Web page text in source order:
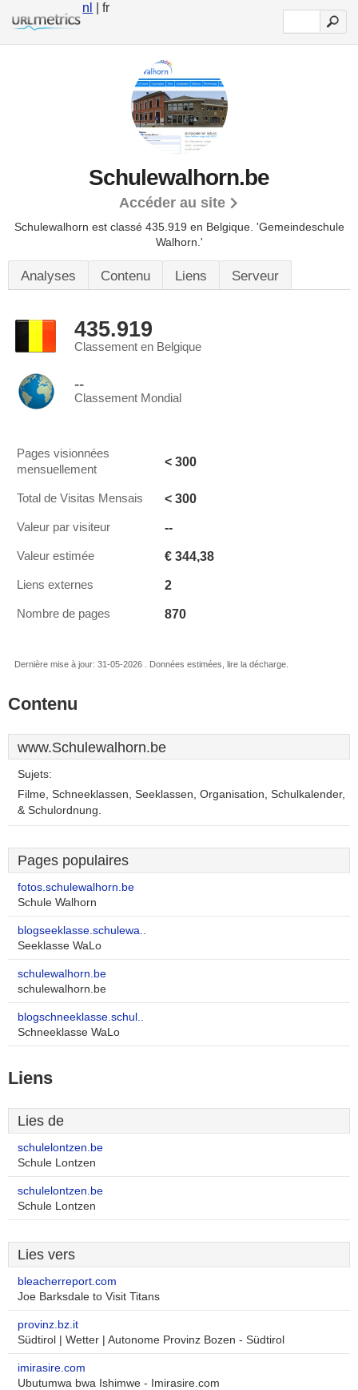
nl | fr
Schulewalhorn.be
Accéder au site
Schulewalhorn est classé 435.919 en Belgique. 'Gemeindeschule
Walhorn.'
Analyses Contenu Liens Serveur
435.919
Classement en Belgique
--
Classement Mondial
Pages visionnées
mensuellement
< 300
Total de Visitas Mensais < 300
Valeur par visiteur --
Valeur estimée € 344,38
Liens externes 2
Nombre de pages 870
Dernière mise à jour: 31-05-2026 . Données estimées, lire la décharge.
Contenu
www.Schulewalhorn.be
Sujets:
Filme, Schneeklassen, Seeklassen, Organisation, Schulkalender,
& Schulordnung.
Pages populaires
fotos.schulewalhorn.be
Schule Walhorn
blogseeklasse.schulewa..
Seeklasse WaLo
schulewalhorn.be
schulewalhorn.be
blogschneeklasse.schul..
Schneeklasse WaLo
Liens
Lies de
schulelontzen.be
Schule Lontzen
schulelontzen.be
Schule Lontzen
Lies vers
bleacherreport.com
Joe Barksdale to Visit Titans
provinz.bz.it
Südtirol | Wetter | Autonome Provinz Bozen - Südtirol
imirasire.com
Ubutumwa bwa Ishimwe - Imirasire.com